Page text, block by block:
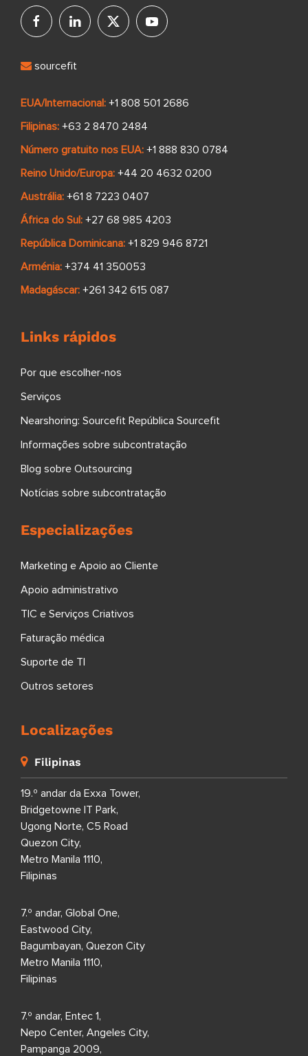
sourcefit
EUA/Internacional: +1 808 501 2686
Filipinas: +63 2 8470 2484
Número gratuito nos EUA: +1 888 830 0784
Reino Unido/Europa: +44 20 4632 0200
Austrália: +61 8 7223 0407
África do Sul: +27 68 985 4203
República Dominicana: +1 829 946 8721
Arménia: +374 41 350053
Madagáscar: +261 342 615 087
Links rápidos
Por que escolher-nos
Serviços
Nearshoring: Sourcefit República Sourcefit
Informações sobre subcontratação
Blog sobre Outsourcing
Notícias sobre subcontratação
Especializações
Marketing e Apoio ao Cliente
Apoio administrativo
TIC e Serviços Criativos
Faturação médica
Suporte de TI
Outros setores
Localizações
Filipinas
19.º andar da Exxa Tower,
Bridgetowne IT Park,
Ugong Norte, C5 Road
Quezon City,
Metro Manila 1110,
Filipinas
7.º andar, Global One,
Eastwood City,
Bagumbayan, Quezon City
Metro Manila 1110,
Filipinas
7.º andar, Entec 1,
Nepo Center, Angeles City,
Pampanga 2009,